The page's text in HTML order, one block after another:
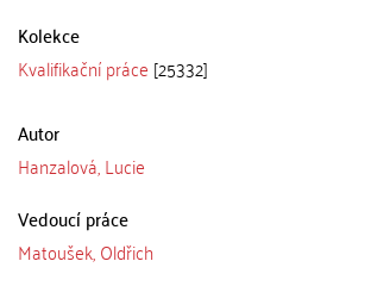
Kolekce
Kvalifikační práce [25332]
Autor
Hanzalová, Lucie
Vedoucí práce
Matoušek, Oldřich